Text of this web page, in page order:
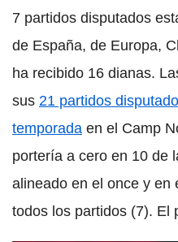
7 partidos disputados
de España, de Europa,
ha recibido 16 dianas.
sus 21 partidos
temporada en el Camp
portería a cero en 10 de
alineado en el once y en
todos los partidos (7). El